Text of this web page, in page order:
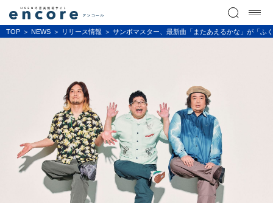
TOP NEWS リリース情報 サンボマスター、最新曲「またあえるかな」が「ふ